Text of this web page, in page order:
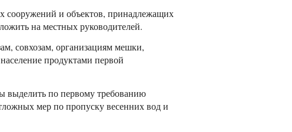
сооружений и объектов, принадлежащих
на местных руководителей.
совхозам, организациям мешки,
продуктами первой
выделить по первому требованию
мер по пропуску весенних вод и